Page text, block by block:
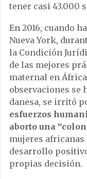
tener casi 43.000
En 2016, cuando
Nueva York,
la Condición
de las mejores
maternal en
observaciones se
danesa, se irritó
esfuerzos
aborto una
mujeres
desarrollo
propias decisión.